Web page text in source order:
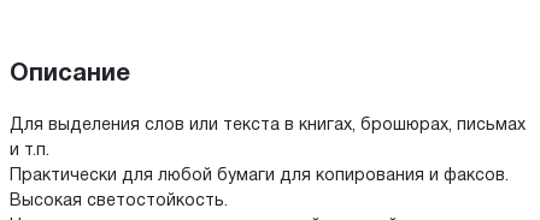
Описание
Для выделения слов или текста в книгах, брошюрах, письмах
и т.п.
Практически для любой бумаги для копирования и факсов.
Высокая светостойкость.